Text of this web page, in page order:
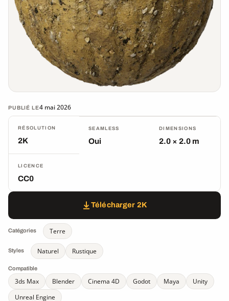
PUBLIÉ LE4 mai 2026
RÉSOLUTION
2K
SEAMLESS
Oui
DIMENSIONS
2.0 × 2.0 m
LICENCE
CC0
Télécharger 2K
Catégories Terre
Styles Naturel Rustique
Compatible
3ds Max Blender Cinema 4D Godot Maya
Unity
Unreal Engine